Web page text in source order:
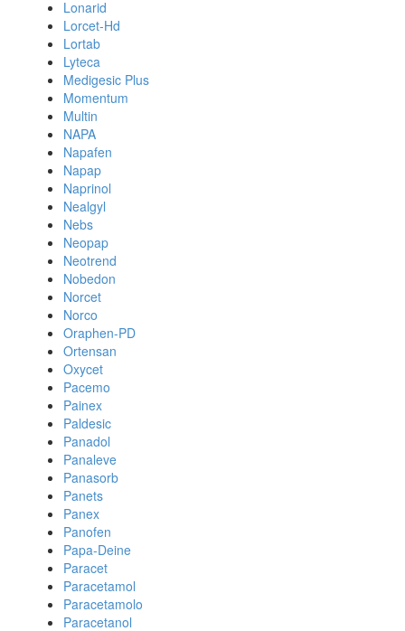
Lonarid
Lorcet-Hd
Lortab
Lyteca
Medigesic Plus
Momentum
Multin
NAPA
Napafen
Napap
Naprinol
Nealgyl
Nebs
Neopap
Neotrend
Nobedon
Norcet
Norco
Oraphen-PD
Ortensan
Oxycet
Pacemo
Painex
Paldesic
Panadol
Panaleve
Panasorb
Panets
Panex
Panofen
Papa-Deine
Paracet
Paracetamol
Paracetamolo
Paracetanol